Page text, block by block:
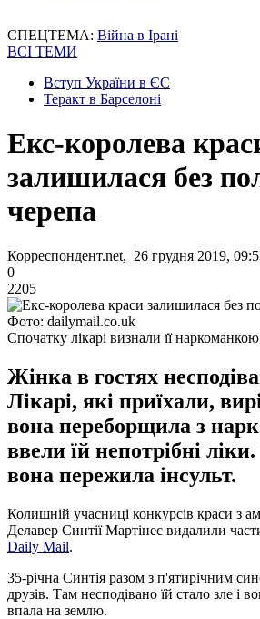
СПЕЦТЕМА: Війна в Ірані
ВСІ ТЕМИ
Вступ України в ЄС
Теракт в Барселоні
Екс-королева
залишилася без
черепа
Корреспондент.net, 26 грудня 2019,
0
2205
Фото: dailymail.co.uk
Спочатку лікарі визнали її наркоманкою
Жінка в гостях
Лікарі, які приїхали,
вона переборщила з
ввели їй непотрібні
вона пережила інсульт.
Колишній учасниці конкурсів краси з
Делавер Синтії Мартінес видалили
Daily Mail.
35-річна Синтія разом з п'ятирічним
друзів. Там несподівано їй стало зле і
впала на землю.